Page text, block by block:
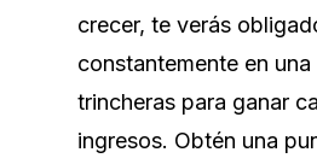
crecer, te verás
constantemente en
trincheras para ganar
ingresos. Obtén una